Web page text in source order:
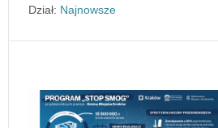
Dział: Najnowsze